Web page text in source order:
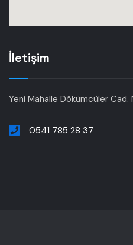
İletişim
Yeni Mahalle Dökümcüler Cad.
0541 785 28 37